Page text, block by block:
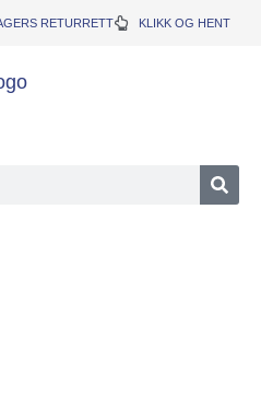
RETURRETT KLIKK OG HENT